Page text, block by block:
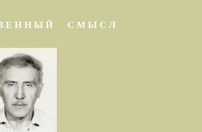
В Е Н Н Ы Й С М Ы С Л